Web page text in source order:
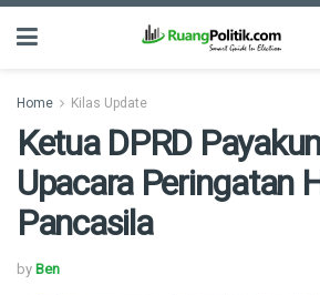
Home Kilas Update
Ketua DPRD
Upacara Peringatan
Pancasila
by Ben